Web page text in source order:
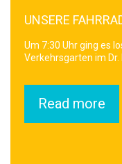
UNSERE
Um 7:30 Uhr ging es
Verkehrsgarten im Dr.
Read more